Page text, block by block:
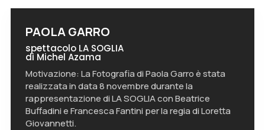
PAOLA GARRO
spettacolo LA SOGLIA
di Michel Azama
Motivazione: La Fotografia di Paola Garro è stata
realizzata in data 8 novembre durante la
rappresentazione di LA SOGLIA con Beatrice
Buffadini e Francesca Fantini per la regia di Loretta
Giovannetti.